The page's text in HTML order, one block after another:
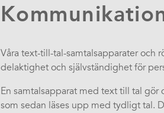
Våra text-till-tal-samtalsapparater och
delaktighet och självständighet för
En samtalsapparat med text till tal
som sedan läses upp med tydligt tal.